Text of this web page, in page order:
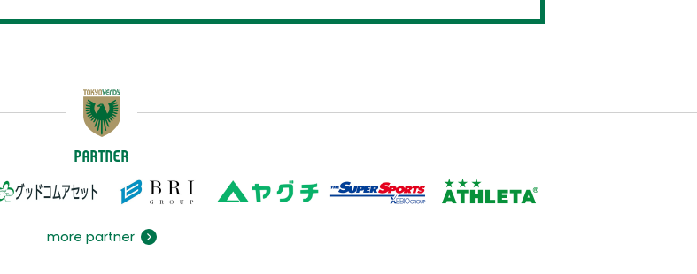
PARTNER
more partner